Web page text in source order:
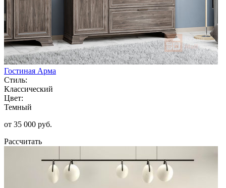
Гостиная Арма
Стиль:
Классический
Цвет:
Темный
от 35 000 руб.
Рассчитать